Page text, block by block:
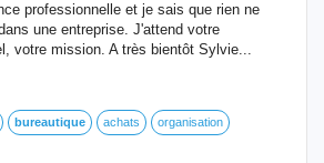
professionnelle et je sais que rien ne
une entreprise. J'attend votre
votre mission. A très bientôt Sylvie...
bureautique achats organisation